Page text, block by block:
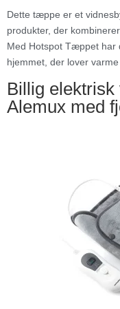
Dette tæppe er et
produkter, der
Med Hotspot Tæppet har
hjemmet, der lover
Billig
Alemux med